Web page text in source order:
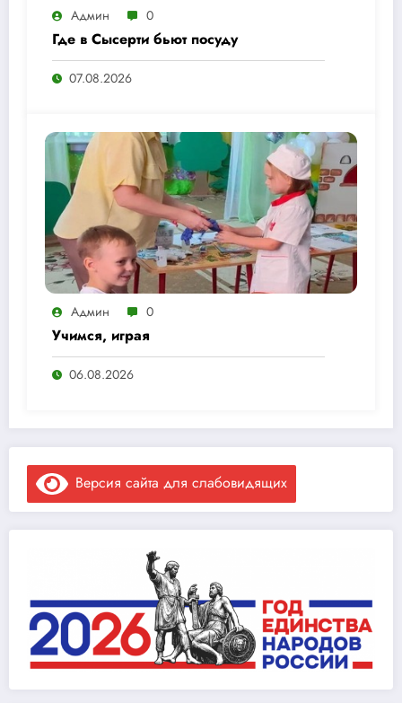
Админ 0
Где в Сысерти бьют посуду
07.08.2026
Админ 0
Учимся, играя
06.08.2026
Версия сайта для слабовидящих